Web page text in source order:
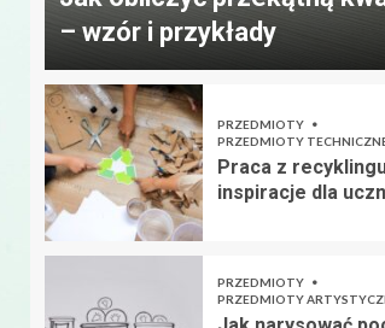
– wzór i przykłady
PRZEDMIOTY
PRZEDMIOTY
Praca z
inspiracje dla
PRZEDMIOTY
PRZEDMIOTY